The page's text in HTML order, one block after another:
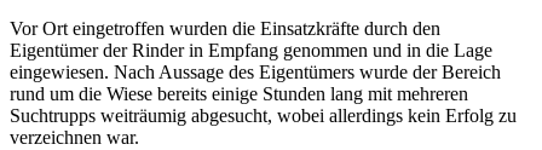
Vor Ort eingetroffen wurden die Einsatzkräfte durch den
Eigentümer der Rinder in Empfang genommen und in die Lage
eingewiesen. Nach Aussage des Eigentümers wurde der Bereich
rund um die Wiese bereits einige Stunden lang mit mehreren
Suchtrupps weiträumig abgesucht, wobei allerdings kein Erfolg zu
verzeichnen war.